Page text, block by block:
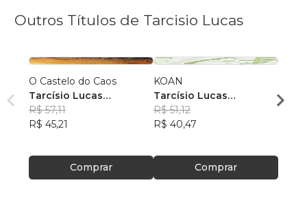
Outros Títulos de Tarcisio Lucas
O Castelo do Caos
Tarcísio Lucas
Hernandes Pereira
R$ 57,11
R$ 45,21
Comprar
KOAN
Tarcísio Lucas
Hernandes Pereira
R$ 51,12
R$ 40,47
Comprar